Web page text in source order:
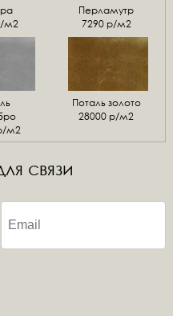
м2
Перламутр
7290 р/м2
м2
Поталь золото
28000 р/м2
связи